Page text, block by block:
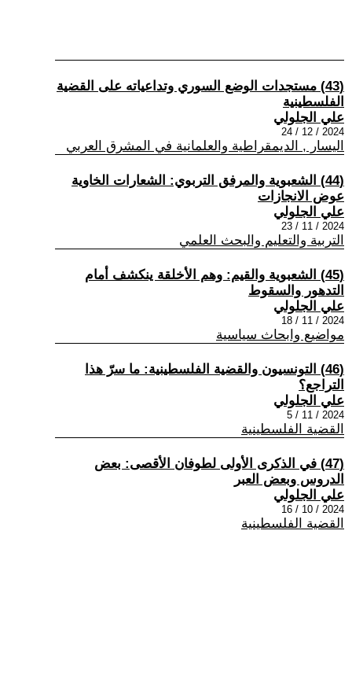
(43) مستجدات الوضع السوري وتداعياته على القضية
الفلسطينية
علي الجلولي
2024 / 12 / 24
اليسار , الديمقراطية والعلمانية في المشرق العربي
(44) الشعبوية والمرفق التربوي: الشعارات الخاوية
عوض الانجازات
علي الجلولي
2024 / 11 / 23
التربية والتعليم والبحث العلمي
(45) الشعبوية والقيم: وهم الأخلقة ينكشف أمام
التدهور والسقوط
علي الجلولي
2024 / 11 / 18
مواضيع وابحاث سياسية
(46) التونسيون والقضية الفلسطينية: ما سرّ هذا
التراجع؟
علي الجلولي
2024 / 11 / 5
القضية الفلسطينية
(47) في الذكرى الأولى لطوفان الأقصى: بعض
الدروس وبعض العبر
علي الجلولي
2024 / 10 / 16
القضية الفلسطينية